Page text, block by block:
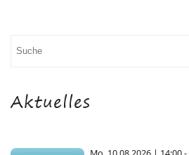
Suchen
Aktuelles